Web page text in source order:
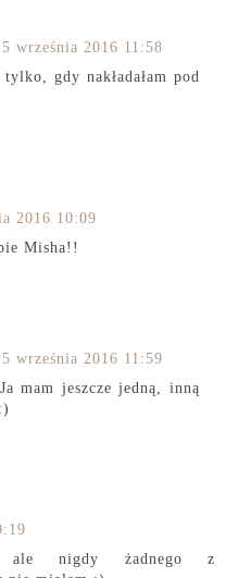
5 września 2016 11:58
gdy nakładałam pod
2016 10:09
Misha!!
5 września 2016 11:59
mam jeszcze jedną, inną
ale nigdy żadnego z